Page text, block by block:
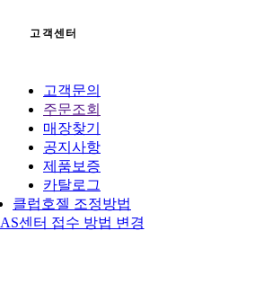
고객센터
고객문의
주문조회
매장찾기
공지사항
제품보증
카탈로그
클럽호젤 조정방법
AS센터 접수 방법 변경